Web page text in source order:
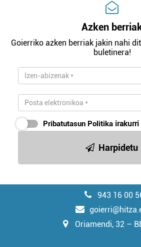
Azken
Goierriko azken berriak jakin nahi
buletinera!
Pribatutasun Politika
Harpidetu
943 16 00
Oriamendi, 32 –